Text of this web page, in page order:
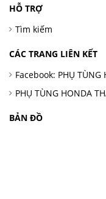
HỖ TRỢ
Tìm kiếm
CÁC TRANG LIÊN KẾT
Facebook: PHỤ TÙNG
PHỤ TÙNG HONDA
BẢN ĐỒ